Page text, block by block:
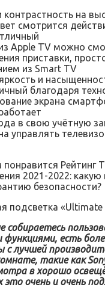
контрастность на
смотрится
Apple TV можно
приставки,
из Smart TV
и
благодаря
экрана
в свою учётную
управлять
Рейтинг
2021-2022: какую
безопасности?
подсветка «Ultimate
собираетесь
функциями, есть
с лучшей
такие как
в хорошо
это очень и очень